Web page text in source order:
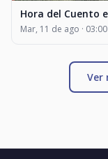
Hora del Cuento
Mar, 11 de ago ·
Ver